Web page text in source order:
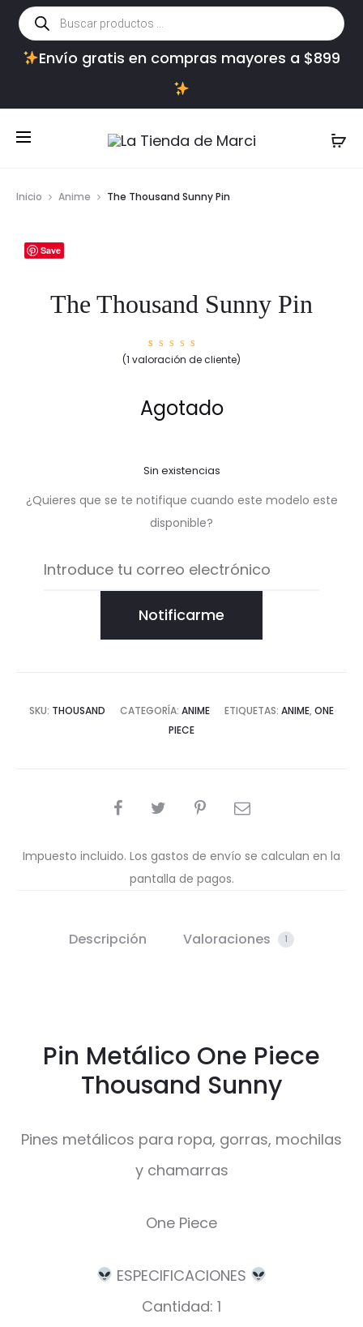
Búsqueda
de
productos
Envío gratis en compras mayores a $899
Inicio Anime The Thousand Sunny Pin
Save
The Thousand Sunny Pin
Valorad
o con
ión de
un
cliente
(1 valoración de cliente)
Agotado
Sin existencias
¿Quieres que se te notifique cuando este modelo este
disponible?
Notificarme
SKU: THOUSAND CATEGORÍA: ANIME ETIQUETAS: ANIME, ONE
PIECE
COMPARTIR
Impuesto incluido. Los gastos de envío se calculan en la
pantalla de pagos.
Descripción Valoraciones 1
Pin Metálico One Piece
Thousand Sunny
Pines metálicos para ropa, gorras, mochilas
y chamarras
One Piece
ESPECIFICACIONES
Cantidad: 1